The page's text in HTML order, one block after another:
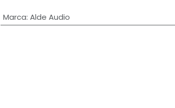
Marca: Alde Audio